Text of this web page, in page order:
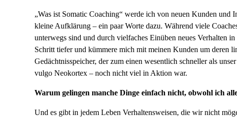
„Was ist Somatic Coaching“ werde ich von neuen Kunden und
kleine Aufklärung – ein paar Worte dazu. Während viele
unterwegs sind und durch vielfaches Einüben neues Verhalten
Schritt tiefer und kümmere mich mit meinen Kunden um deren
Gedächtnisspeicher, der zum einen wesentlich schneller als
vulgo Neokortex – noch nicht viel in Aktion war.
Warum gelingen manche Dinge einfach nicht, obwohl ich
Und es gibt in jedem Leben Verhaltensweisen, die wir nicht